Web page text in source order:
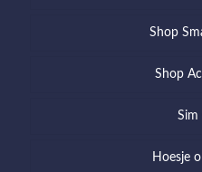
Shop
Shop
Sim
Hoesje